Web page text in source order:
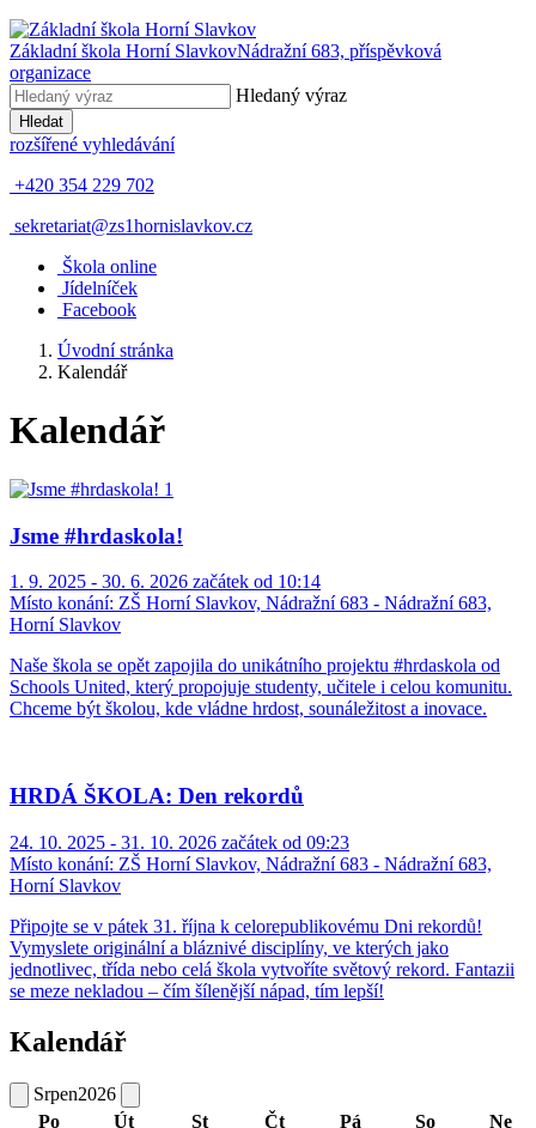
Základní škola Horní SlavkovNádražní 683, příspěvková
organizace
Hledaný výraz
Hledat
rozšířené vyhledávání
+420 354 229 702
sekretariat@zs1hornislavkov.cz
Škola online
Jídelníček
Facebook
Úvodní stránka
Kalendář
Kalendář
Jsme #hrdaskola!
1. 9. 2025 - 30. 6. 2026 začátek od 10:14
Místo konání: ZŠ Horní Slavkov, Nádražní 683 - Nádražní 683,
Horní Slavkov
Naše škola se opět zapojila do unikátního projektu #hrdaskola od
Schools United, který propojuje studenty, učitele i celou komunitu.
Chceme být školou, kde vládne hrdost, sounáležitost a inovace.
HRDÁ ŠKOLA: Den rekordů
24. 10. 2025 - 31. 10. 2026 začátek od 09:23
Místo konání: ZŠ Horní Slavkov, Nádražní 683 - Nádražní 683,
Horní Slavkov
Připojte se v pátek 31. října k celorepublikovému Dni rekordů!
Vymyslete originální a bláznivé disciplíny, ve kterých jako
jednotlivec, třída nebo celá škola vytvoříte světový rekord. Fantazii
se meze nekladou – čím šílenější nápad, tím lepší!
Kalendář
Srpen2026
Po
Út St Čt Pá So
Ne